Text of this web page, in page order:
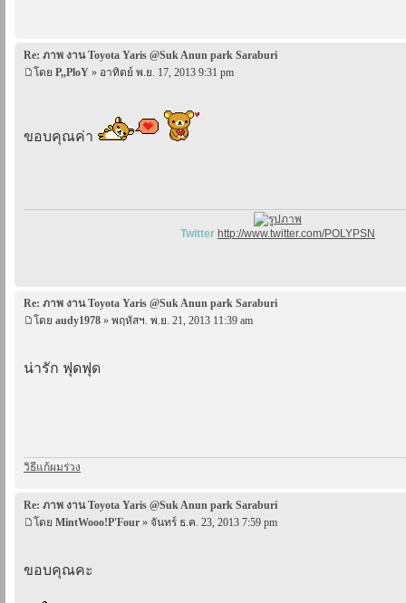
Re: ภาพ งาน Toyota Yaris @Suk Anun park Saraburi
โดย P,,PloY » อาทิตย์ พ.ย. 17, 2013 9:31 pm
ขอบคุณค่า
Twitter http://www.twitter.com/POLYPSN
Re: ภาพ งาน Toyota Yaris @Suk Anun park Saraburi
โดย audy1978 » พฤหัสฯ. พ.ย. 21, 2013 11:39 am
น่ารัก ฟุดฟุด
วิธีแก้ผมร่วง
Re: ภาพ งาน Toyota Yaris @Suk Anun park Saraburi
โดย MintWooo!P'Four » จันทร์ ธ.ค. 23, 2013 7:59 pm
ขอบคุณคะ